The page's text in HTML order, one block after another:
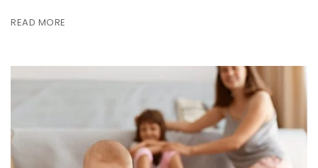
READ MORE